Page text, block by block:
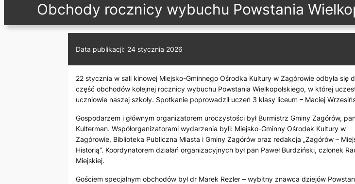
Obchody rocznicy wybuchu Powstania
Data publikacji: 24 stycznia 2026
22 stycznia w sali kinowej Miejsko-Gminnego Ośrodka Kultury w Zagórowie odbyła się
część obchodów kolejnej rocznicy wybuchu Powstania Wielkopolskiego, w której
uczniowie naszej szkoły. Spotkanie poprowadził uczeń 3 klasy liceum – Maciej
Gospodarzem i głównym organizatorem uroczystości był Burmistrz Gminy Zagórów,
Kulterman. Współorganizatorami wydarzenia byli: Miejsko-Gminny Ośrodek Kultury w
Zagórowie, Biblioteka Publiczna Miasta i Gminy Zagórów oraz redakcja „Zagórów –
Historią”. Koordynatorem działań organizacyjnych był pan Paweł Burdziński, członek
Miejskiej.
Gościem specjalnym obchodów był dr Marek Rezler – wybitny znawca dziejów